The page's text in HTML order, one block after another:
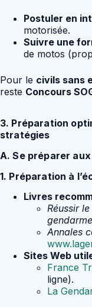
Postuler en
motorisée.
Suivre une
de motos
Pour le civils sans
reste Concours
3. Préparation
stratégies
A. Se préparer
1. Préparation à
Livres
Réussir
Annales
Sites Web
France
ligne).
La